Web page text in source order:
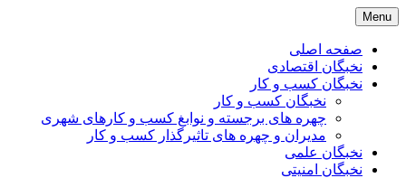
Skip
to
content
Menu
صفحه اصلی
نخبگان اقتصادی
نخبگان کسب و کار
نخبگان کسب و کار
چهره های برجسته و نوابغ کسب و کارهای شهری
مدیران و چهره های تاثیرگذار کسب و کار
نخبگان علمی
نخبگان امنیتی